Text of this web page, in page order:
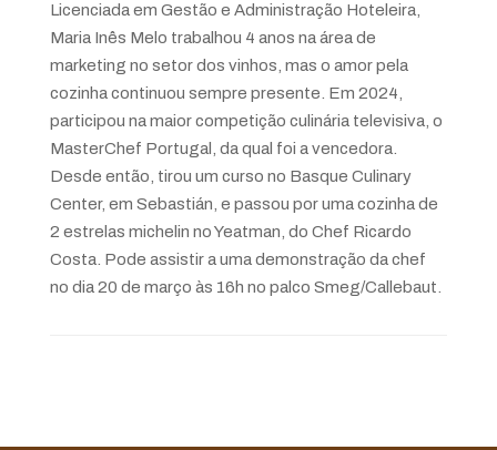
Licenciada em Gestão e Administração Hoteleira,
Maria Inês Melo trabalhou 4 anos na área de
marketing no setor dos vinhos, mas o amor pela
cozinha continuou sempre presente. Em 2024,
participou na maior competição culinária televisiva, o
MasterChef Portugal, da qual foi a vencedora.
Desde então, tirou um curso no Basque Culinary
Center, em Sebastián, e passou por uma cozinha de
2 estrelas michelin no Yeatman, do Chef Ricardo
Costa. Pode assistir a uma demonstração da chef
no dia 20 de março às 16h no palco Smeg/Callebaut.